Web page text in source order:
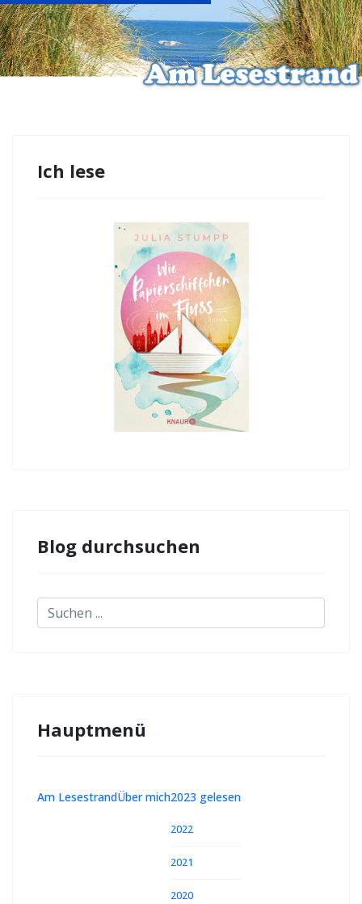
Ich lese
Blog durchsuchen
Suchen
...
Hauptmenü
Am LesestrandÜber mich2023 gelesen
2022
2021
2020